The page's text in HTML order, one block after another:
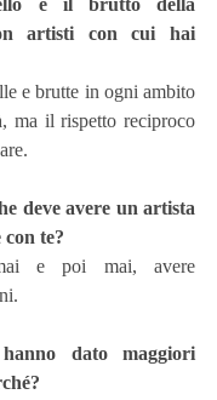
e il brutto della
artisti con cui hai
e brutte in ogni ambito
ma il rispetto reciproco
deve avere un artista
te?
e poi mai, avere
dato maggiori